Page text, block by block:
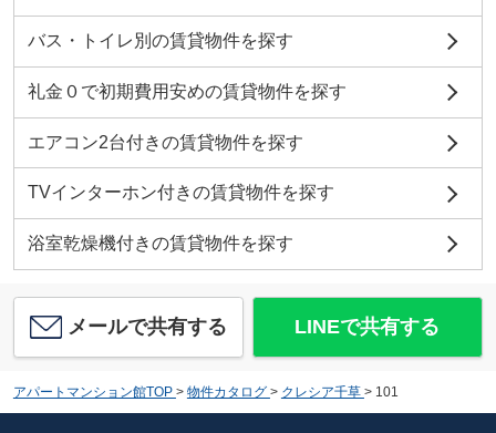
バス・トイレ別の賃貸物件を探す
礼金０で初期費用安めの賃貸物件を探す
エアコン2台付きの賃貸物件を探す
TVインターホン付きの賃貸物件を探す
浴室乾燥機付きの賃貸物件を探す
メールで共有する LINEで共有する
アパートマンション館TOP > 物件カタログ > クレシア千草 > 101